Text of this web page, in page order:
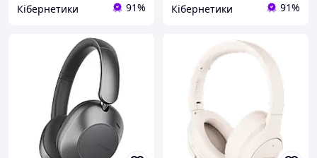
Кібернетики 91% Кібернетики 91%